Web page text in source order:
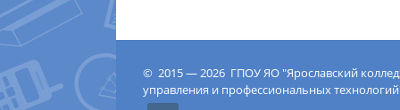
© 2015 — 2026 ГПОУ ЯО "Ярославский
управления и профессиональных